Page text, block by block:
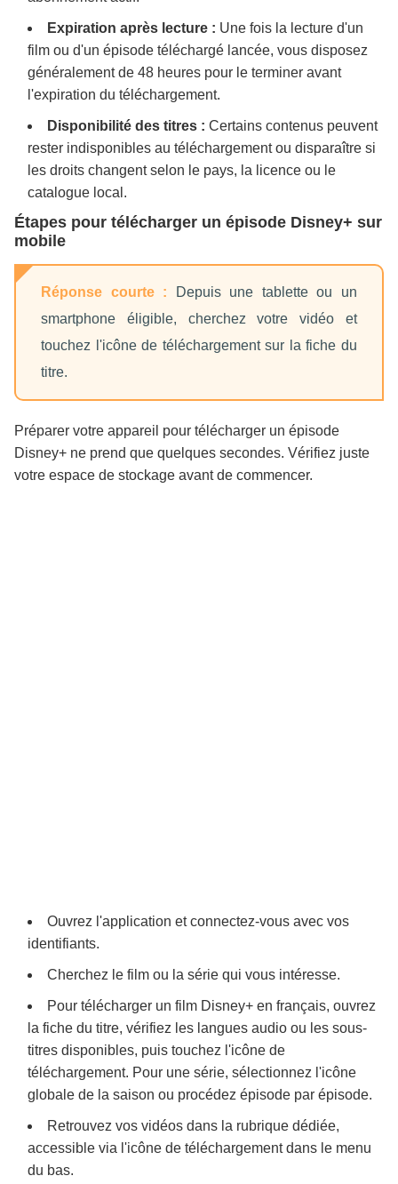
Expiration après lecture : Une fois la lecture d'un
film ou d'un épisode téléchargé lancée, vous disposez
généralement de 48 heures pour le terminer avant
l'expiration du téléchargement.
Disponibilité des titres : Certains contenus peuvent
rester indisponibles au téléchargement ou disparaître si
les droits changent selon le pays, la licence ou le
catalogue local.
Étapes pour télécharger un épisode Disney+ sur
mobile
Réponse courte : Depuis une tablette ou un
smartphone éligible, cherchez votre vidéo et
touchez l'icône de téléchargement sur la fiche du
titre.
Préparer votre appareil pour télécharger un épisode
Disney+ ne prend que quelques secondes. Vérifiez juste
votre espace de stockage avant de commencer.
Ouvrez l'application et connectez-vous avec vos
identifiants.
Cherchez le film ou la série qui vous intéresse.
Pour télécharger un film Disney+ en français, ouvrez
la fiche du titre, vérifiez les langues audio ou les sous-
titres disponibles, puis touchez l'icône de
téléchargement. Pour une série, sélectionnez l'icône
globale de la saison ou procédez épisode par épisode.
Retrouvez vos vidéos dans la rubrique dédiée,
accessible via l'icône de téléchargement dans le menu
du bas.